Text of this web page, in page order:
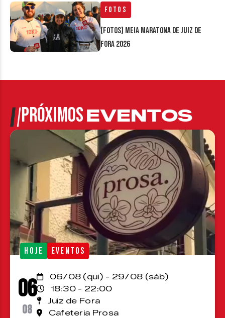
Fotos
[FOTOS] Meia Maratona de Juiz de
Fora 2026
PRÓXIMOSEVENTOS
HOJE EVENTOS
06
08
06/08 (qui) - 29/08 (sáb)
18:30 - 22:00
Juiz de Fora
Cafeteria Prosa